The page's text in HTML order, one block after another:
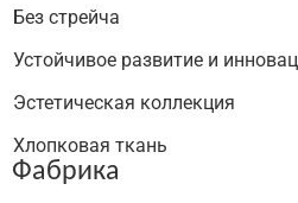
Без стрейча
Устойчивое развитие и
Эстетическая коллекция
Хлопковая ткань
Фабрика